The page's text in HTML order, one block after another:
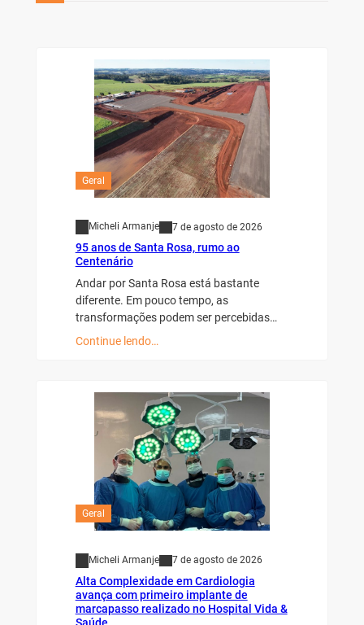
Geral
Micheli Armanje 7 de agosto de 2026
95 anos de Santa Rosa, rumo ao
Centenário
Andar por Santa Rosa está bastante
diferente. Em pouco tempo, as
transformações podem ser percebidas…
Continue lendo…
Geral
Micheli Armanje 7 de agosto de 2026
Alta Complexidade em Cardiologia
avança com primeiro implante de
marcapasso realizado no Hospital Vida &
Saúde